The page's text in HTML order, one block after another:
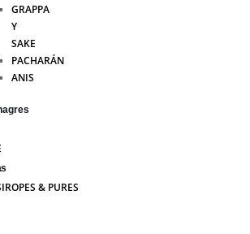
GRAPPA
Y
SAKE
PACHARÁN
ANIS
& PURES